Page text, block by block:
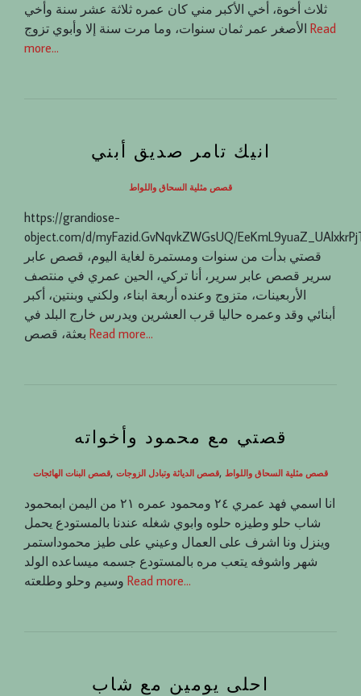
ثلاث أخوة، أخي الأكبر مني كان عمره ثلاثة عشر سنة وأخي
Read
more…
انيك تامر صديق أبني
قصص مثلية السحاق واللواط
https://grandiose-
object.com/d/myFazid.GvNqvkZWGsUQ/
قصتي بدأت من سنوات ومستمرة لغاية اليوم، قصص عابر
سرير قصص عابر سرير، أنا تركي، الحين عمري في منتصف
الأربعينات، متزوج وعنده أربعة ابناء، ولكني وبنتين، أكبر
أبنائي وقد وعمره حاليا قرب العشرين ويدرس خارج البلد في
Read more…
قصتي مع محمود وأخواته
قصص البنات الهائجات, قصص الدياثة وتبادل الزوجات, قصص مثلية السحاق واللواط
انا اسمي فهد عمري ٢٤ ومحمود عمره ٢١ من اليمن ابمحمود
شاب حلو وطيزه حلوه وابوي شغله عندنا بالمستودع يحمل
وينزل ونا اشرف على العمال وعيني على طيز محموداستمر
شهر واشوفه يتعب مره بالمستودع جسمه ميساعده الولد
Read more…
احلى يومين مع شاب